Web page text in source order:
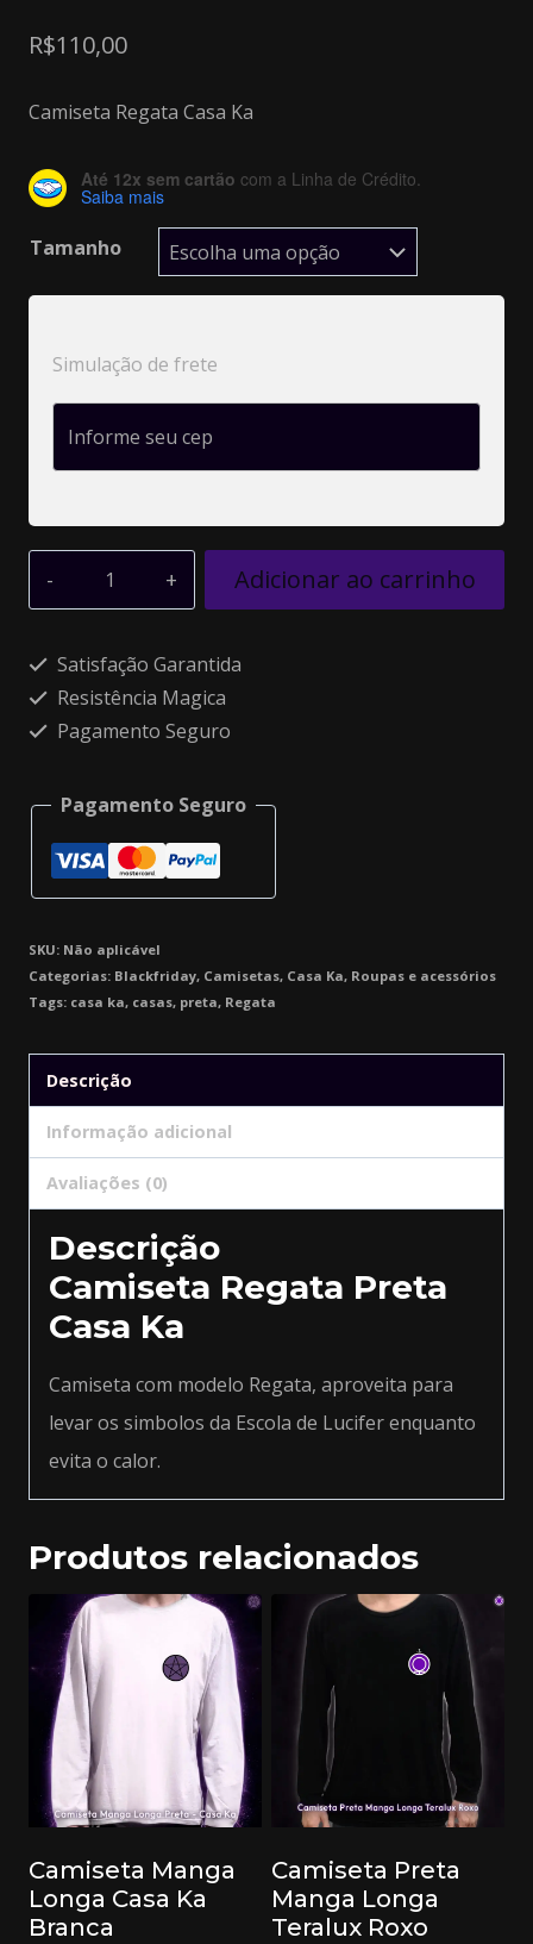
R$110,00
Camiseta Regata Casa Ka
Até 12x sem cartão com a Linha de Crédito.
Saiba mais
Tamanho
Simulação de frete
Adicionar ao carrinho
Satisfação Garantida
Resistência Magica
Pagamento Seguro
Pagamento Seguro
SKU: Não aplicável
Categorias: Blackfriday, Camisetas, Casa Ka, Roupas e acessórios
Tags: casa ka, casas, preta, Regata
Descrição
Informação adicional
Avaliações (0)
Descrição
Camiseta Regata Preta
Casa Ka
Camiseta com modelo Regata, aproveita para
levar os simbolos da Escola de Lucifer enquanto
evita o calor.
Produtos relacionados
Camiseta Manga
Longa Casa Ka
Branca
Camiseta Preta
Manga Longa
Teralux Roxo